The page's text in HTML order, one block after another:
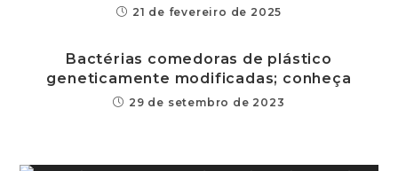
21 de fevereiro de 2025
Bactérias comedoras de plástico
geneticamente modificadas; conheça
29 de setembro de 2023